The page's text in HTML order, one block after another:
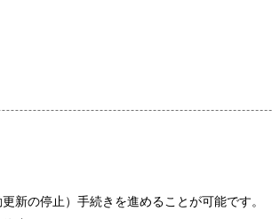
新の停止）手続きを進めることが可能です。